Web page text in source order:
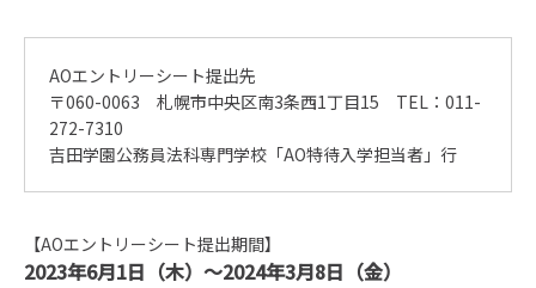
AOエントリーシート提出先
〒060-0063 札幌市中央区南3条西1丁目15 TEL：011-
272-7310
吉田学園公務員法科専門学校「AO特待入学担当者」行
【AOエントリーシート提出期間】
2023年6月1日（木）～2024年3月8日（金）